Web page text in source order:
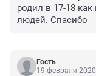
родил в 17-18
людей. Спасибо
Гость
19 февраля